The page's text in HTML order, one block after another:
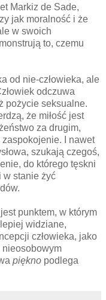
Markiz de Sade,
jak moralność i że
w swoich
to, czemu
od nie-człowieka, ale
odczuwa
pożycie seksualne.
że miłość jest
za drugim,
I nawet
szukają czegoś,
do którego tęskni
w stanie żyć
punktem, w którym
widziane,
człowieka, jako
nieosobowym
piękno podlega